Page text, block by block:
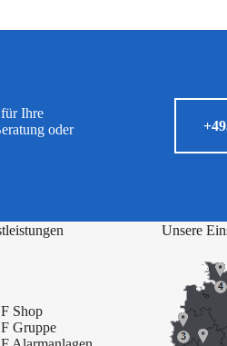
Ihre
oder
Shop
Gruppe
Unsere